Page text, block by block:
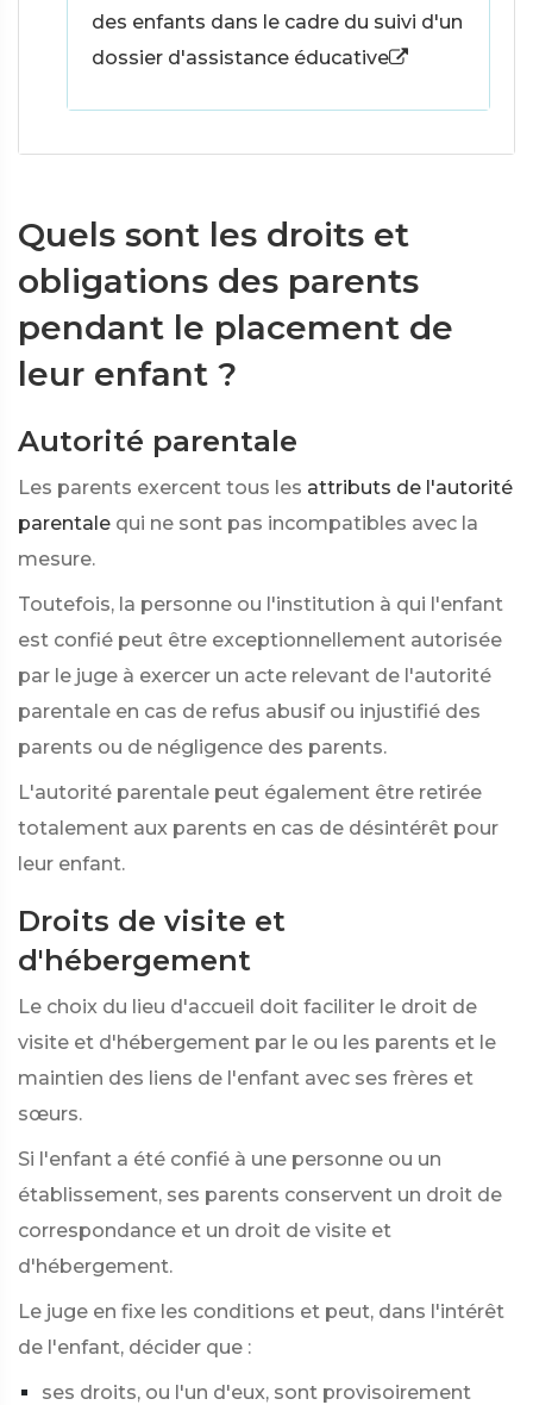
des enfants dans le cadre du suivi d'un
dossier d'assistance éducative
Quels sont les droits et
obligations des parents
pendant le placement de
leur enfant ?
Autorité parentale
Les parents exercent tous les attributs de l'autorité
parentale qui ne sont pas incompatibles avec la
mesure.
Toutefois, la personne ou l'institution à qui l'enfant
est confié peut être exceptionnellement autorisée
par le juge à exercer un acte relevant de l'autorité
parentale en cas de refus abusif ou injustifié des
parents ou de négligence des parents.
L'autorité parentale peut également être retirée
totalement aux parents en cas de désintérêt pour
leur enfant.
Droits de visite et
d'hébergement
Le choix du lieu d'accueil doit faciliter le droit de
visite et d'hébergement par le ou les parents et le
maintien des liens de l'enfant avec ses frères et
sœurs.
Si l'enfant a été confié à une personne ou un
établissement, ses parents conservent un droit de
correspondance et un droit de visite et
d'hébergement.
Le juge en fixe les conditions et peut, dans l'intérêt
de l'enfant, décider que :
ses droits, ou l'un d'eux, sont provisoirement